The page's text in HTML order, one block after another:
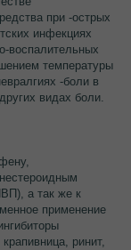
при -острых
инфекциях
воспалительных
температуры
-боли в
видах боли.
а так же к
применение
ринит,